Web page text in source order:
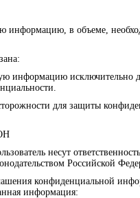
информацию, в объеме,
информацию исключительно
для защиты
несут
Российской
конфиденциальной
информация: